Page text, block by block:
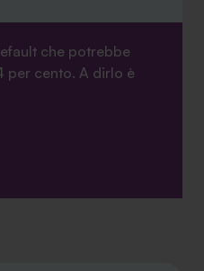
che potrebbe
per cento. A dirlo è